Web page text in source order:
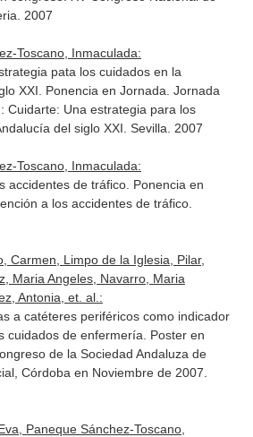
2007
Toscano, Inmaculada:
pata los cuidados en la
XXI. Ponencia en Jornada. Jornada
Cuidarte: Una estrategia para los
del siglo XXI. Sevilla. 2007
Toscano, Inmaculada:
accidentes de tráfico. Ponencia en
a los accidentes de tráfico.
Carmen, Limpo de la Iglesia, Pilar,
Maria Angeles, Navarro, Maria
Antonia, et. al.:
a catéteres periféricos como indicador
cuidados de enfermería. Poster en
de la Sociedad Andaluza de
Córdoba en Noviembre de 2007.
Paneque Sánchez-Toscano,